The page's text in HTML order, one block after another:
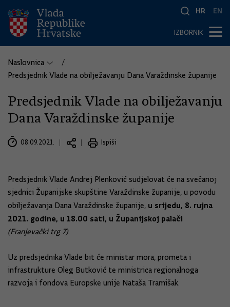
HR EN
IZBORNIK
Naslovnica
Predsjednik Vlade na obilježavanju Dana Varaždinske županije
Predsjednik Vlade na obilježavanju
Dana Varaždinske županije
08.09.2021. Ispiši
Predsjednik Vlade Andrej Plenković sudjelovat će na svečanoj
sjednici Županijske skupštine Varaždinske županije, u povodu
obilježavanja Dana Varaždinske županije, u srijedu, 8. rujna
2021. godine, u 18.00 sati, u Županijskoj palači
(Franjevački trg 7).
Uz predsjednika Vlade bit će ministar mora, prometa i
infrastrukture Oleg Butković te ministrica regionalnoga
razvoja i fondova Europske unije Nataša Tramišak.